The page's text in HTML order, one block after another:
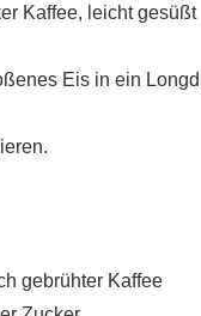
Kaffee, leicht gesüßt
Eis in ein
gebrühter Kaffee